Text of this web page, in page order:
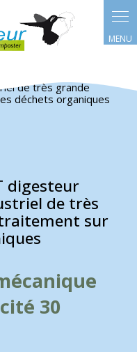
de très grande
déchets organiques
digesteur
de très
sur
30